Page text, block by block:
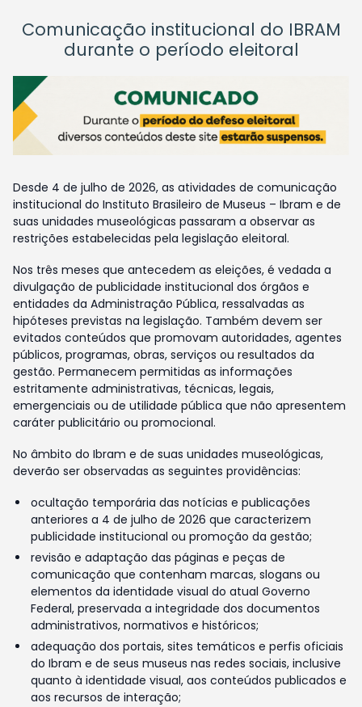
Comunicação institucional do IBRAM
durante o período eleitoral
Desde 4 de julho de 2026, as atividades de comunicação
institucional do Instituto Brasileiro de Museus – Ibram e de
suas unidades museológicas passaram a observar as
restrições estabelecidas pela legislação eleitoral.
Nos três meses que antecedem as eleições, é vedada a
divulgação de publicidade institucional dos órgãos e
entidades da Administração Pública, ressalvadas as
hipóteses previstas na legislação. Também devem ser
evitados conteúdos que promovam autoridades, agentes
públicos, programas, obras, serviços ou resultados da
gestão. Permanecem permitidas as informações
estritamente administrativas, técnicas, legais,
emergenciais ou de utilidade pública que não apresentem
caráter publicitário ou promocional.
No âmbito do Ibram e de suas unidades museológicas,
deverão ser observadas as seguintes providências:
ocultação temporária das notícias e publicações
anteriores a 4 de julho de 2026 que caracterizem
publicidade institucional ou promoção da gestão;
revisão e adaptação das páginas e peças de
comunicação que contenham marcas, slogans ou
elementos da identidade visual do atual Governo
Federal, preservada a integridade dos documentos
administrativos, normativos e históricos;
adequação dos portais, sites temáticos e perfis oficiais
do Ibram e de seus museus nas redes sociais, inclusive
quanto à identidade visual, aos conteúdos publicados e
aos recursos de interação;